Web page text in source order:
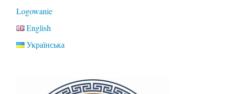
Logowanie
English
Українська